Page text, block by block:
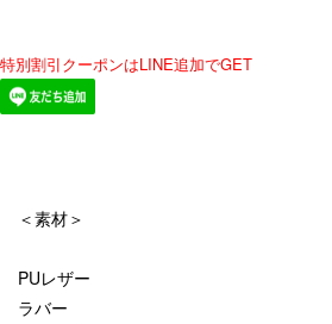
特別割引クーポンはLINE追加でGET
＜素材＞
PUレザー
ラバー